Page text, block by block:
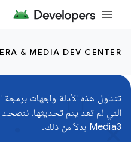
& MEDIA DEV CENTER
التي لم تعد يتم تحديثها.
Media3 بدلاً من ذلك.